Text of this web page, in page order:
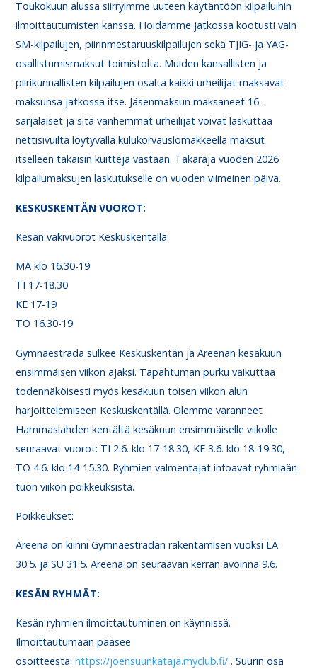
Toukokuun alussa siirryimme uuteen käytäntöön kilpailuihin
ilmoittautumisten kanssa. Hoidamme jatkossa kootusti vain
SM-kilpailujen, piirinmestaruuskilpailujen sekä TJIG- ja YAG-
osallistumismaksut toimistolta. Muiden kansallisten ja
piirikunnallisten kilpailujen osalta kaikki urheilijat maksavat
maksunsa jatkossa itse. Jäsenmaksun maksaneet 16-
sarjalaiset ja sitä vanhemmat urheilijat voivat laskuttaa
nettisivuilta löytyvällä kulukorvauslomakkeella maksut
itselleen takaisin kuitteja vastaan. Takaraja vuoden 2026
kilpailumaksujen laskutukselle on vuoden viimeinen päivä.
KESKUSKENTÄN VUOROT:
Kesän vakivuorot Keskuskentällä:
MA klo 16.30-19
TI 17-18.30
KE 17-19
TO 16.30-19
Gymnaestrada sulkee Keskuskentän ja Areenan kesäkuun
ensimmäisen viikon ajaksi. Tapahtuman purku vaikuttaa
todennäköisesti myös kesäkuun toisen viikon alun
harjoittelemiseen Keskuskentällä. Olemme varanneet
Hammaslahden kentältä kesäkuun ensimmäiselle viikolle
seuraavat vuorot: TI 2.6. klo 17-18.30, KE 3.6. klo 18-19.30,
TO 4.6. klo 14-15.30. Ryhmien valmentajat infoavat ryhmiään
tuon viikon poikkeuksista.
Poikkeukset:
Areena on kiinni Gymnaestradan rakentamisen vuoksi LA
30.5. ja SU 31.5. Areena on seuraavan kerran avoinna 9.6.
KESÄN RYHMÄT:
Kesän ryhmien ilmoittautuminen on käynnissä.
Ilmoittautumaan pääsee
osoitteesta:https://joensuunkataja.myclub.fi/ . Suurin osa